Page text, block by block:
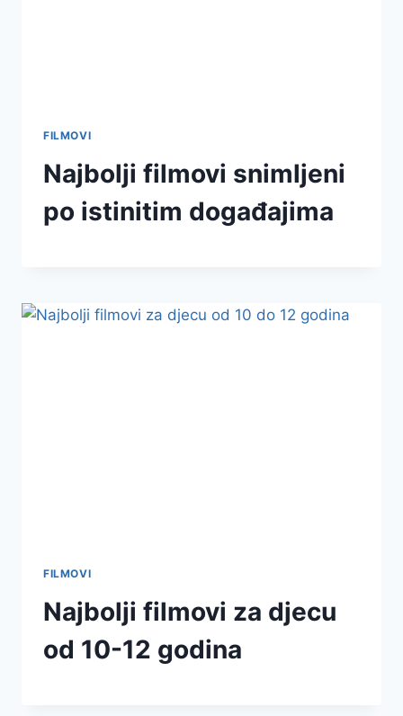
FILMOVI
Najbolji filmovi snimljeni
po istinitim događajima
FILMOVI
Najbolji filmovi za djecu
od 10-12 godina